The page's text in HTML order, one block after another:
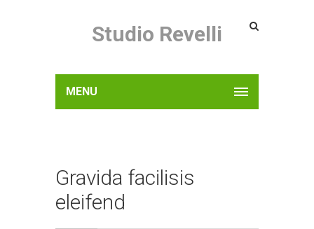
Studio Revelli
MENU
Gravida facilisis
eleifend